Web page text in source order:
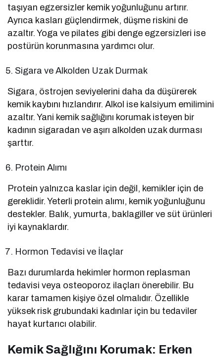
taşıyan egzersizler kemik yoğunluğunu artırır.
Ayrıca kasları güçlendirmek, düşme riskini de
azaltır. Yoga ve pilates gibi denge egzersizleri ise
postürün korunmasına yardımcı olur.
Sigara ve Alkolden Uzak Durmak
Sigara, östrojen seviyelerini daha da düşürerek
kemik kaybını hızlandırır. Alkol ise kalsiyum emilimini
azaltır. Yani kemik sağlığını korumak isteyen bir
kadının sigaradan ve aşırı alkolden uzak durması
şarttır.
Protein Alımı
Protein yalnızca kaslar için değil, kemikler için de
gereklidir. Yeterli protein alımı, kemik yoğunluğunu
destekler. Balık, yumurta, baklagiller ve süt ürünleri
iyi kaynaklardır.
Hormon Tedavisi ve İlaçlar
Bazı durumlarda hekimler hormon replasman
tedavisi veya osteoporoz ilaçları önerebilir. Bu
karar tamamen kişiye özel olmalıdır. Özellikle
yüksek risk grubundaki kadınlar için bu tedaviler
hayat kurtarıcı olabilir.
Kemik Sağlığını Korumak: Erken